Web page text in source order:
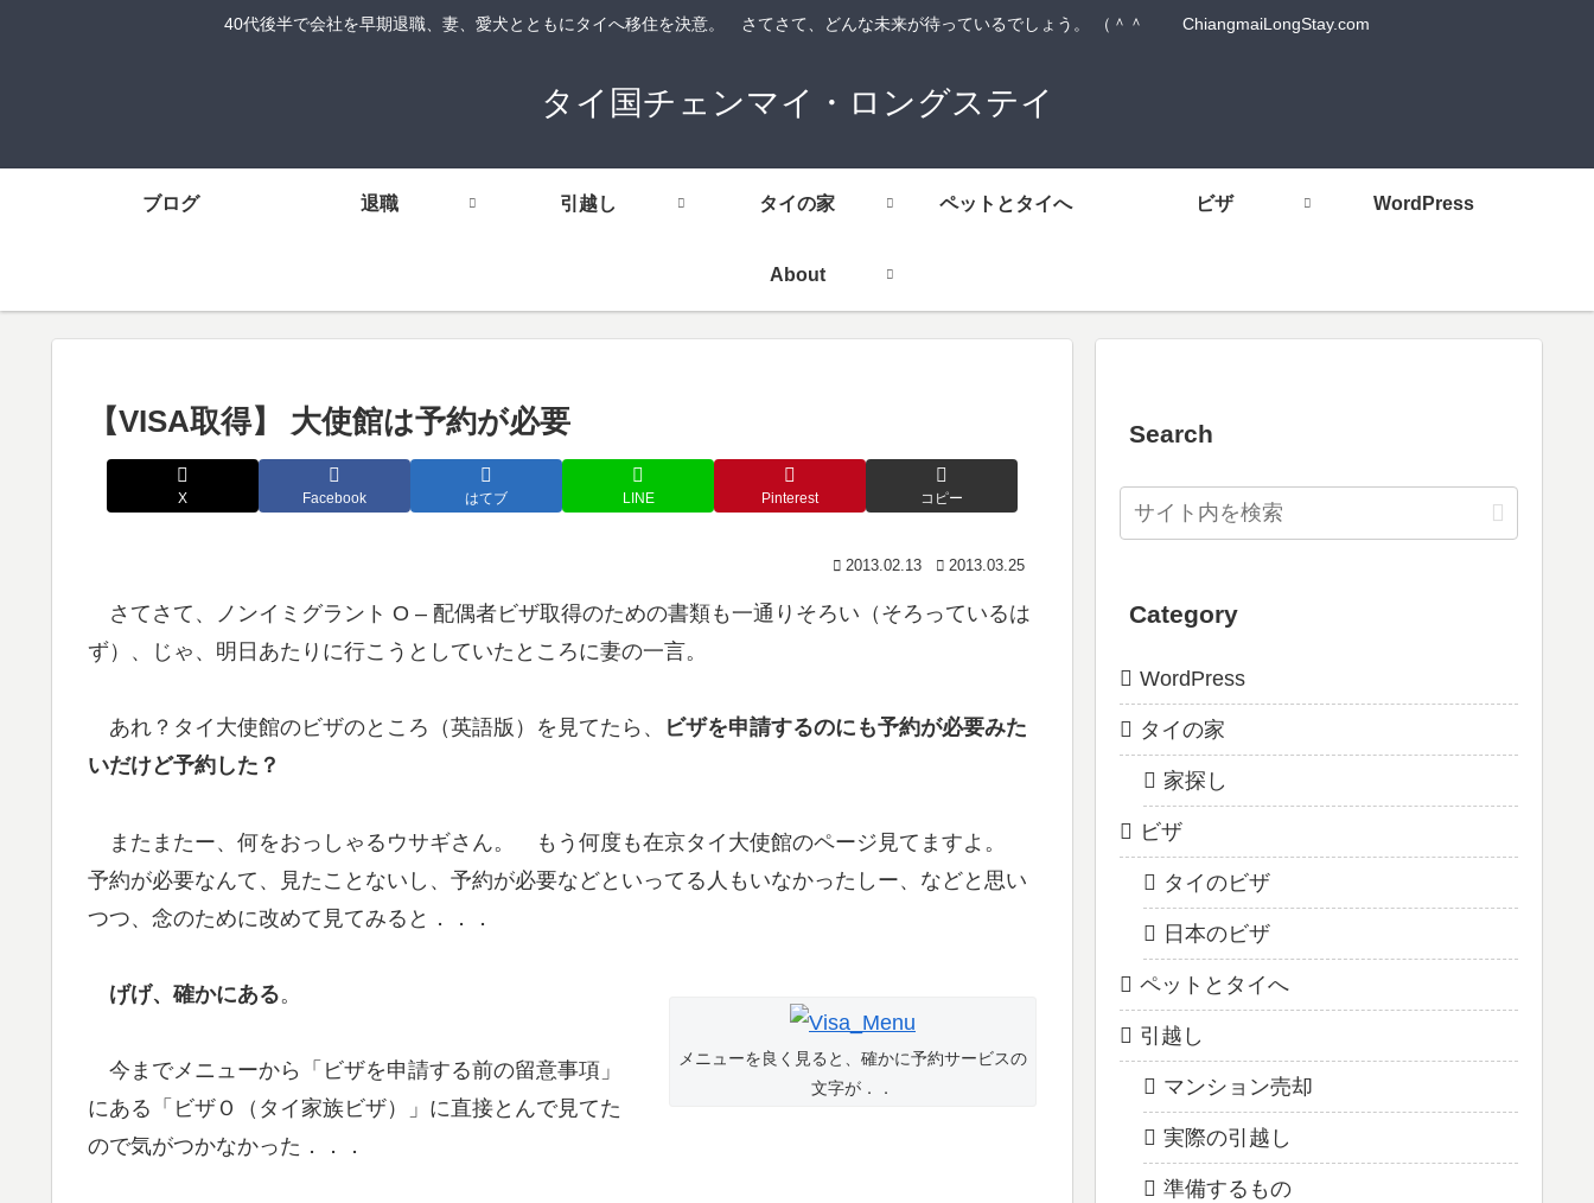
40代後半で会社を早期退職、妻、愛犬とともにタイへ移住を決意。 さてさて、どんな未来が待っているでしょう。 （＾＾ゞ ChiangmaiLongStay.com
タイ国チェンマイ・ロングステイ
ブログ 退職 引越し タイの家 ペットとタイへ ビザ WordPress
About
【VISA取得】 大使館は予約が必要
X Facebook はてブ LINE Pinterest コピー
2013.02.13 2013.03.25
さてさて、ノンイミグラント O – 配偶者ビザ取得のための書類も一通りそろい（そろっているは
ず）、じゃ、明日あたりに行こうとしていたところに妻の一言。
あれ？タイ大使館のビザのところ（英語版）を見てたら、
ビザを申請するのにも予約が必要みた
いだけど予約した？
またまたー、何をおっしゃるウサギさん。 もう何度も在京タイ大使館のページ見てますよ。
予約が必要なんて、見たことないし、予約が必要などといってる人もいなかったしー、などと思い
つつ、念のために改めて見てみると．．．
メニューを良く見ると、確かに予約サービスの
文字が．．
げげ、確かにある。
今までメニューから「ビザを申請する前の留意事項」
にある「ビザＯ（タイ家族ビザ）」に直接とんで見てた
ので気がつかなかった．．．
Search
Category
WordPress
タイの家
家探し
ビザ
タイのビザ
日本のビザ
ペットとタイへ
引越し
マンション売却
実際の引越し
準備するもの